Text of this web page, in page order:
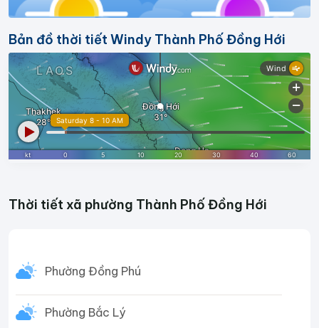
Bản đồ thời tiết Windy Thành Phố Đồng Hới
Thời tiết xã phường Thành Phố Đồng Hới
Phường Đồng Phú
Phường Bắc Lý